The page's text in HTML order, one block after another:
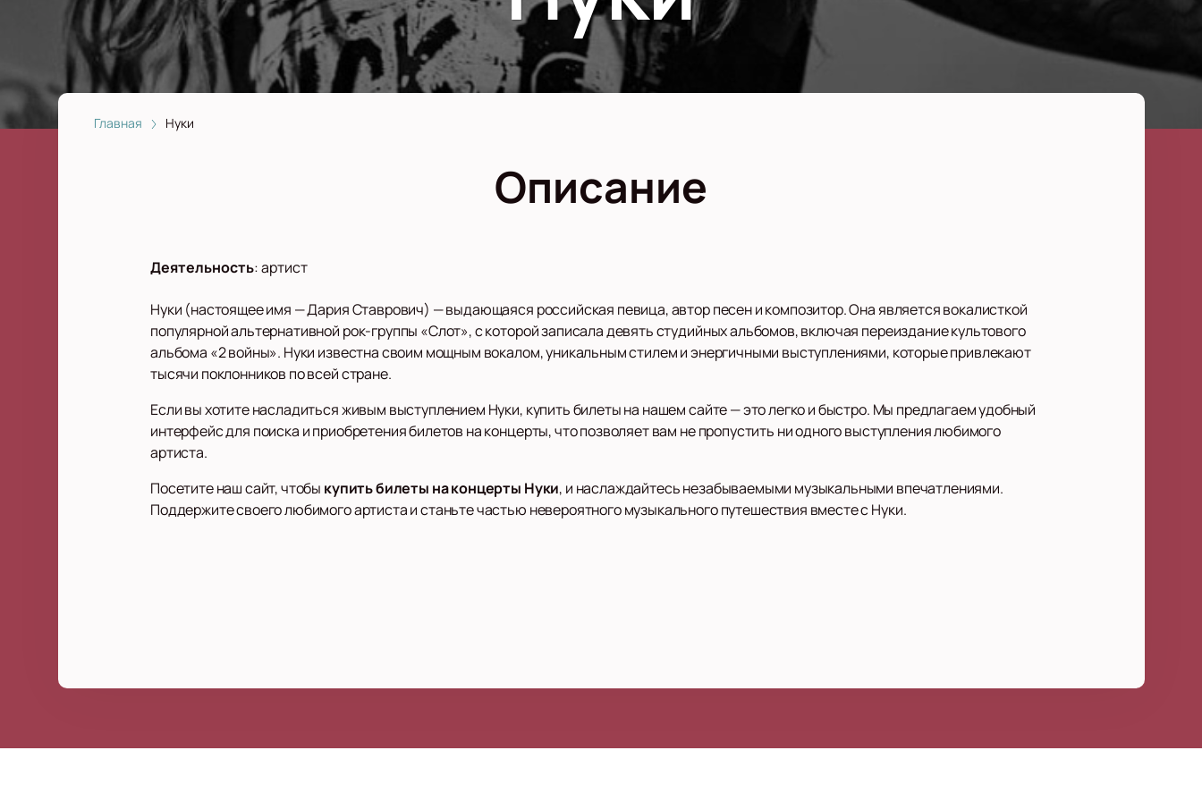
Главная Нуки
Описание
Деятельность:артист
Нуки (настоящее имя — Дария Ставрович) — выдающаяся российская певица, автор песен и композитор. Она является вокалисткой
популярной альтернативной рок-группы «Слот», с которой записала девять студийных альбомов, включая переиздание культового
альбома «2 войны». Нуки известна своим мощным вокалом, уникальным стилем и энергичными выступлениями, которые привлекают
тысячи поклонников по всей стране.
Если вы хотите насладиться живым выступлением Нуки, купить билеты на нашем сайте — это легко и быстро. Мы предлагаем удобный
интерфейс для поиска и приобретения билетов на концерты, что позволяет вам не пропустить ни одного выступления любимого
артиста.
Посетите наш сайт, чтобы купить билеты на концерты Нуки, и наслаждайтесь незабываемыми музыкальными впечатлениями.
Поддержите своего любимого артиста и станьте частью невероятного музыкального путешествия вместе с Нуки.